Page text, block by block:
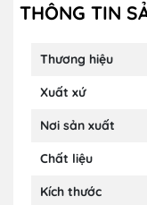
THÔNG TIN
Thương hiệu
Xuất xứ
Nơi sản xuất
Chất liệu
Kích thước